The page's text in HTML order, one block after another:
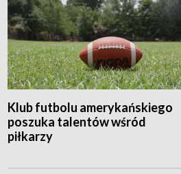
Klub futbolu amerykańskiego
poszuka talentów wśród
piłkarzy